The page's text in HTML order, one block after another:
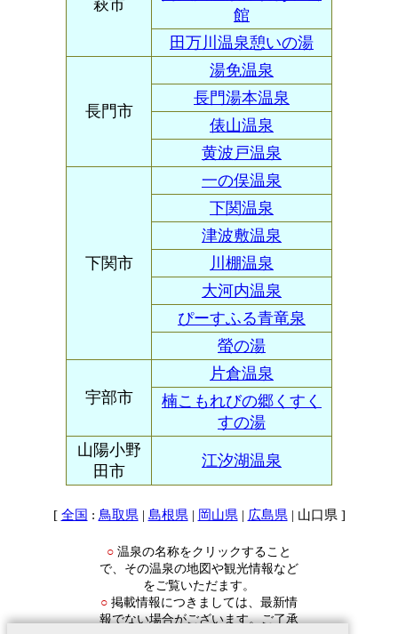
萩市
館
田万川温泉憩いの湯
長門市
湯免温泉
長門湯本温泉
俵山温泉
黄波戸温泉
下関市
一の俣温泉
下関温泉
津波敷温泉
川棚温泉
大河内温泉
ぴーすふる青竜泉
螢の湯
宇部市
片倉温泉
楠こもれびの郷くすく
すの湯
山陽小野
田市
江汐湖温泉
[ 全国 : 鳥取県 | 島根県 | 岡山県 | 広島県 | 山口県 ]
○ 温泉の名称をクリックすること
で、その温泉の地図や観光情報など
をご覧いただます。
○ 掲載情報につきましては、最新情
報でない場合がございます。ご了承